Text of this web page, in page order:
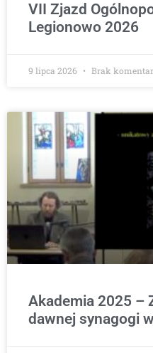
VII Zjazd
Legionowo 2026
9 lipca 2026 Brak
Akademia 2025 –
dawnej synagogi